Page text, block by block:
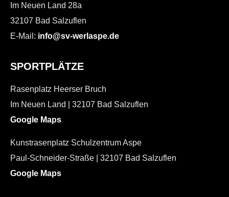
Im Neuen Land 28a
32107 Bad Salzuflen
E-Mail: info@sv-werlaspe.de
SPORTPLÄTZE
Rasenplatz Heerser Bruch
Im Neuen Land | 32107 Bad Salzuflen
Google Maps
Kunstrasenplatz Schulzentrum Aspe
Paul-Schneider-Straße | 32107 Bad Salzuflen
Google Maps